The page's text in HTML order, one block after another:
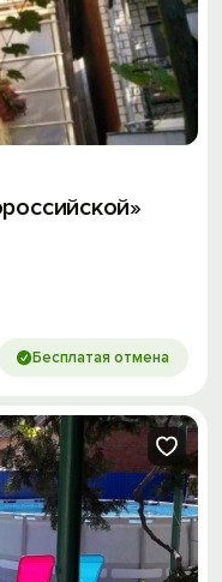
Бесплатая отмена